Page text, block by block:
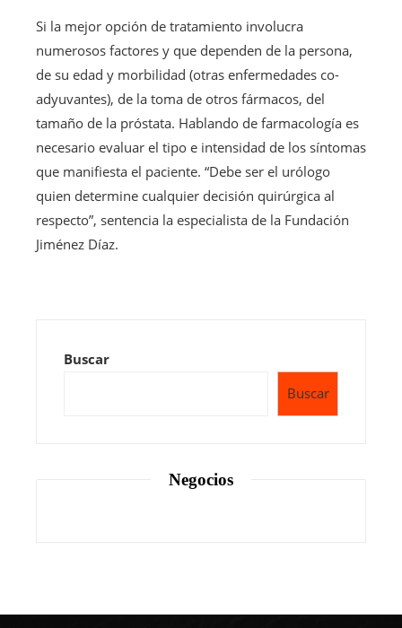
Si la mejor opción de tratamiento involucra
numerosos factores y que dependen de la persona,
de su edad y morbilidad (otras enfermedades co-
adyuvantes), de la toma de otros fármacos, del
tamaño de la próstata. Hablando de farmacología es
necesario evaluar el tipo e intensidad de los síntomas
que manifiesta el paciente. “Debe ser el urólogo
quien determine cualquier decisión quirúrgica al
respecto”, sentencia la especialista de la Fundación
Jiménez Díaz.
Buscar
Buscar
Negocios